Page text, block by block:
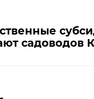
садоводов